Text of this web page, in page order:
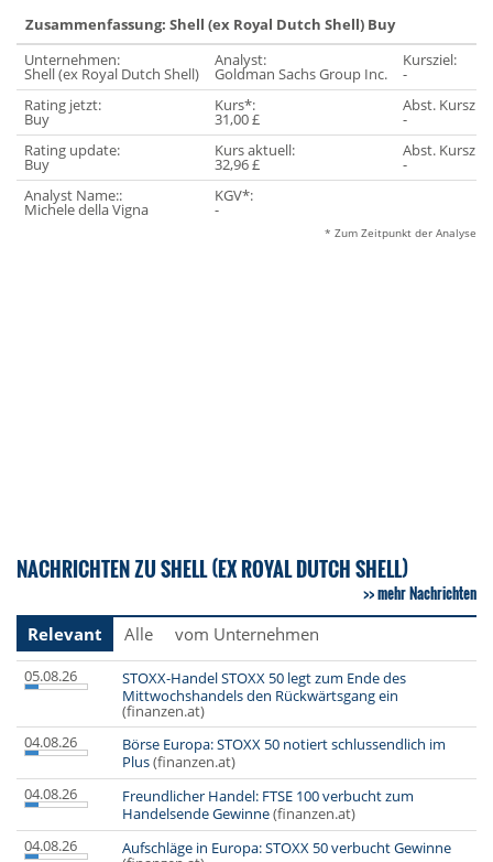
Zusammenfassung: Shell (ex Royal Dutch Shell) Buy
Unternehmen:
Shell (ex Royal Dutch Shell)
Analyst:
Goldman Sachs Group Inc.
Kursziel:
-
Rating jetzt:
Buy
Kurs*:
31,00 £
Abst.
-
Rating update:
Buy
Kurs aktuell:
32,96 £
Abst.
-
Analyst Name::
Michele della Vigna
KGV*:
-
* Zum Zeitpunkt der Analyse
NACHRICHTEN ZU SHELL (EX ROYAL DUTCH SHELL)
mehr Nachrichten
Relevant
Alle vom Unternehmen
05.08.26
STOXX-Handel STOXX 50 legt zum Ende des
Mittwochshandels den Rückwärtsgang ein
(finanzen.at)
04.08.26
Börse Europa: STOXX 50 notiert schlussendlich im
Plus(finanzen.at)
04.08.26
Freundlicher Handel: FTSE 100 verbucht zum
Handelsende Gewinne(finanzen.at)
04.08.26
Aufschläge in Europa: STOXX 50 verbucht Gewinne